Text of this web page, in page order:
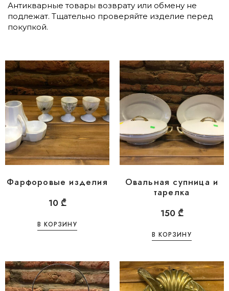
Антикварные товары возврату или обмену не
подлежат. Тщательно проверяйте изделие перед
покупкой.
Фарфоровые изделия
10 ₾
В КОРЗИНУ
Овальная супница и
тарелка
150 ₾
В КОРЗИНУ